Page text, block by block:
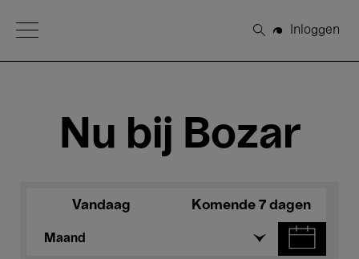
Open Menu
Zoeken
Inloggen
Nu bij Bozar
Vandaag Komende 7 dagen
Maand